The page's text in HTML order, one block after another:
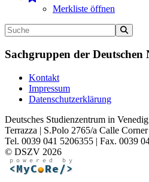
Merkliste öffnen
Sachgruppen der
Kontakt
Impressum
Datenschutzerklärung
Deutsches Studienzentrum in
Terrazza | S.Polo 2765/a Calle
Tel. 0039 041 5206355 | Fax. 0039
© DSZV 2026